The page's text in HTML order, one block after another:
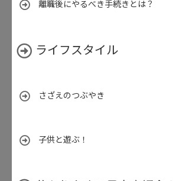
離職後にやるべき手続きとは？
ライフスタイル
さざえのつぶやき
子供と遊ぶ！